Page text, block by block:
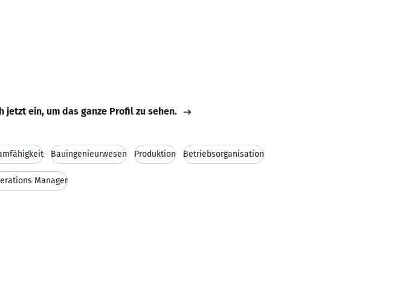
jetzt ein, um das ganze Profil zu sehen.
Bauingenieurwesen Produktion Betriebsorganisation
Manager